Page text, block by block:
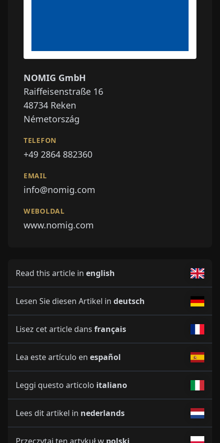
NOMIG GmbH
Raiffeisenstraße 16
48734 Reken
Németország
TELEFON
+49 2864 882360
EMAIL
info@nomig.com
WEBOLDAL
www.nomig.com
Read this article in english
Lesen Sie diesen Artikel in deutsch
Lisez cet article dans français
Lea este artículo en español
Leggi questo articolo italiano
Lees dit artikel in nederlands